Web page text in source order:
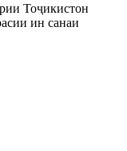
Тоҷикистон
ин санаи